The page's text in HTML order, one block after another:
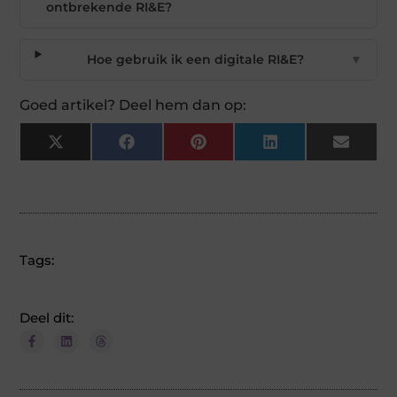
ontbrekende RI&E?
Hoe gebruik ik een digitale RI&E? ▼
Goed artikel? Deel hem dan op:
X
(Twitter)
Facebook Pinterest LinkedIn Email
Tags:
Deel dit: